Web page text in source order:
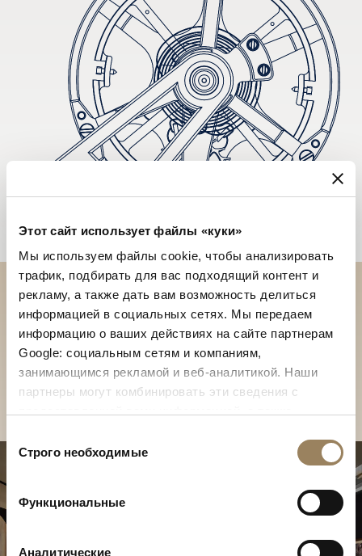
Этот сайт использует файлы «куки»
Мы используем файлы cookie, чтобы анализировать
трафик, подбирать для вас подходящий контент и
рекламу, а также дать вам возможность делиться
информацией в социальных сетях. Мы передаем
информацию о ваших действиях на сайте партнерам
Google: социальным сетям и компаниям,
занимающимся рекламой и веб-аналитикой. Наши
партнеры могут комбинировать эти сведения с
вами их сервисов.
согласия
Строго необходимые
Функциональные
Аналитические
Отройте для себя
коллекции Breguet в бутике
Отройте для себя коллекции Breguet в
бутике